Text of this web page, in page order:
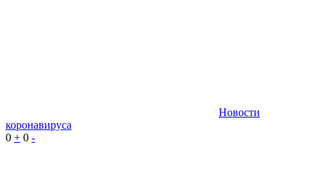
Новости
коронавируса
0 + 0 -